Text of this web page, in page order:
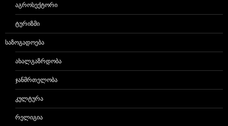
ᲐᲒᲠᲝᲡᲔᲥᲢᲝᲠᲘ
ᲢᲣᲠᲘᲖᲛᲘ
ᲡᲐᲖᲝᲒᲐᲓᲝᲔᲑᲐ
ᲐᲮᲐᲚᲒᲐᲖᲠᲓᲝᲑᲐ
ᲯᲐᲜᲛᲠᲗᲔᲚᲝᲑᲐ
ᲙᲣᲚᲢᲣᲠᲐ
ᲠᲔᲚᲘᲒᲘᲐ